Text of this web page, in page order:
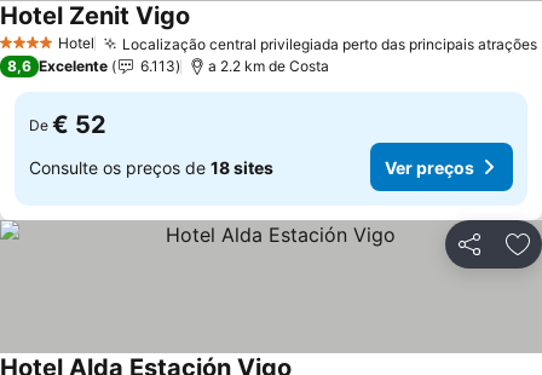
4 EstrelasHotel Localização central privilegiada perto das principais atrações
Hotel Zenit Vigo
8,6 Excelente 6.113 a 2.2 km de Costa
De € 52
Consulte os preços de 18 sites Ver preços
Partilhar
Hotel Alda Estación Vigo